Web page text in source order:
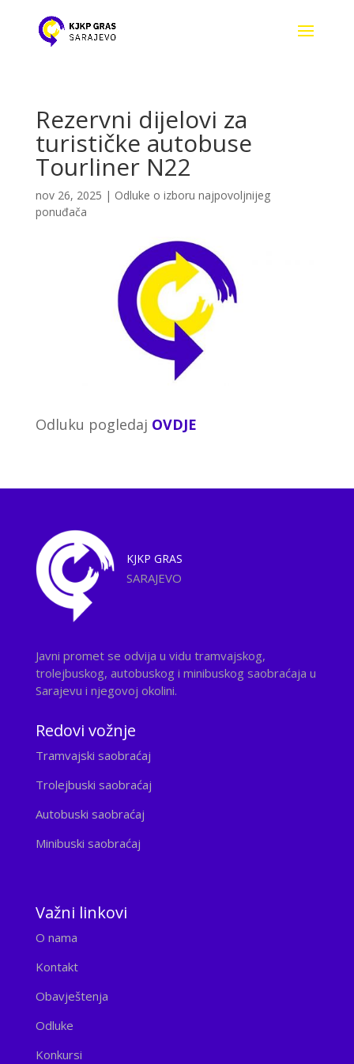
Rezervni dijelovi za
turističke autobuse
Tourliner N22
nov 26, 2025 | Odluke o izboru najpovoljnijeg
ponuđača
Odluku pogledaj OVDJE
KJKP GRAS
SARAJEVO
Javni promet se odvija u vidu tramvajskog,
trolejbuskog, autobuskog i minibuskog saobraćaja u
Sarajevu i njegovoj okolini.
Redovi vožnje
Tramvajski saobraćaj
Trolejbuski saobraćaj
Autobuski saobraćaj
Minibuski saobraćaj
Važni linkovi
O nama
Kontakt
Obavještenja
Odluke
Konkursi